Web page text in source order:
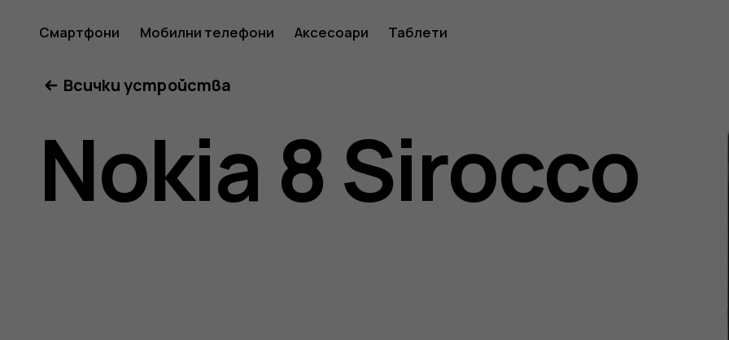
Ръководство
на
потребителя
Смартфони Мобилни телефони Аксесоари Таблети
Всички устройства
Nokia 8 Sirocco